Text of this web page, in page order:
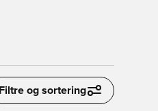
Filtre og sortering